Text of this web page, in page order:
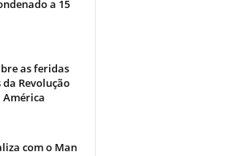
a 15
as feridas
Revolução
América
com o Man